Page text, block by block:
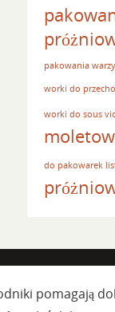
pakowania
worki do
worki do sous
do pakowarek
pomagają